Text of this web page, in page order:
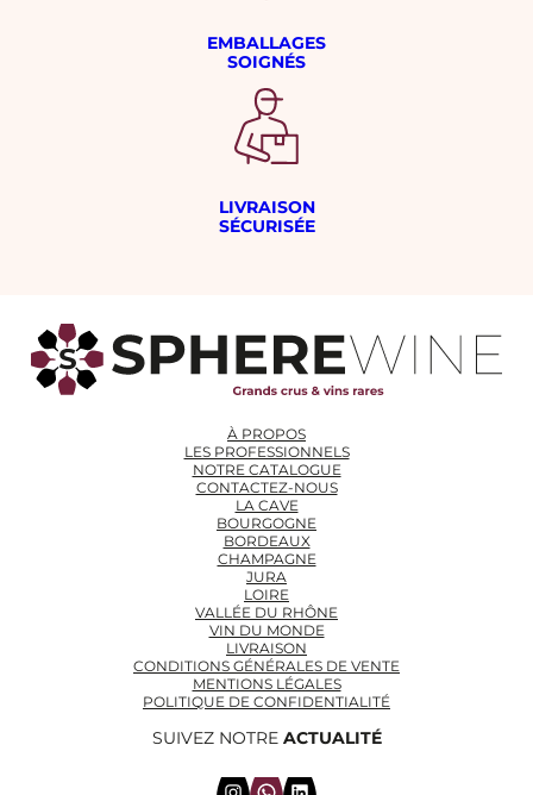
EMBALLAGES
SOIGNÉS
LIVRAISON
SÉCURISÉE
À PROPOS
LES PROFESSIONNELS
NOTRE CATALOGUE
CONTACTEZ-NOUS
LA CAVE
BOURGOGNE
BORDEAUX
CHAMPAGNE
JURA
LOIRE
VALLÉE DU RHÔNE
VIN DU MONDE
LIVRAISON
CONDITIONS GÉNÉRALES DE VENTE
MENTIONS LÉGALES
POLITIQUE DE CONFIDENTIALITÉ
SUIVEZ NOTRE ACTUALITÉ